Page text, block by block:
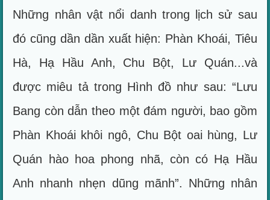
Những nhân vật nổi danh trong lịch sử sau
đó cũng dần dần xuất hiện: Phàn Khoái, Tiêu
Hà, Hạ Hầu Anh, Chu Bột, Lư Quán...và
được miêu tả trong Hình đồ như sau: “Lưu
Bang còn dẫn theo một đám người, bao gồm
Phàn Khoái khôi ngô, Chu Bột oai hùng, Lư
Quán hào hoa phong nhã, còn có Hạ Hầu
Anh nhanh nhẹn dũng mãnh”. Những nhân